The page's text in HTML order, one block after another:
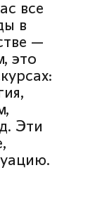
все
в
—
это
Эти